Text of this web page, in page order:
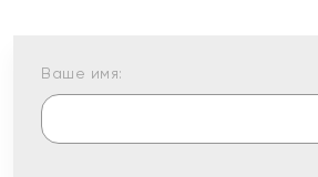
Ваше имя: